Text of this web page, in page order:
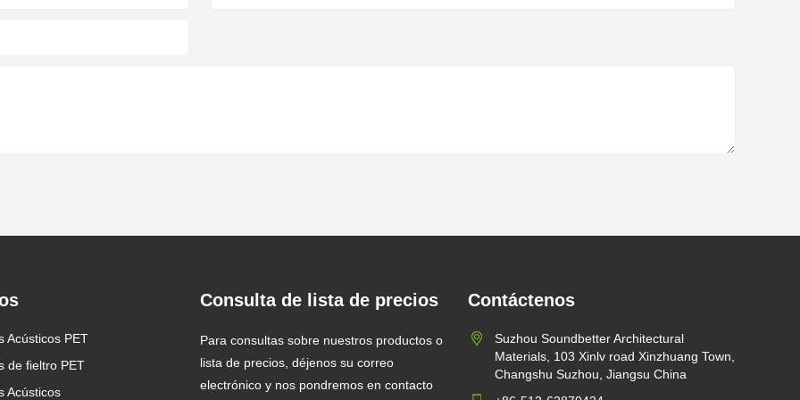
NUEVA LLEGADA: Deflectores
2023/02/03
El panel acústico de PET está hecho
Diez ventajas de los paneles
fonoabsorbentes.
2021/09/09
Protección del medio ambiente:
Acústicos PET
de fieltro PET
Acústicos
Consulta de lista de precios
Para consultas sobre nuestros productos o
lista de precios, déjenos su correo
electrónico y nos pondremos en contacto
Contáctenos
Suzhou Soundbetter Architectural
Materials, 103 Xinlv road Xinzhuang Town,
Changshu Suzhou, Jiangsu China